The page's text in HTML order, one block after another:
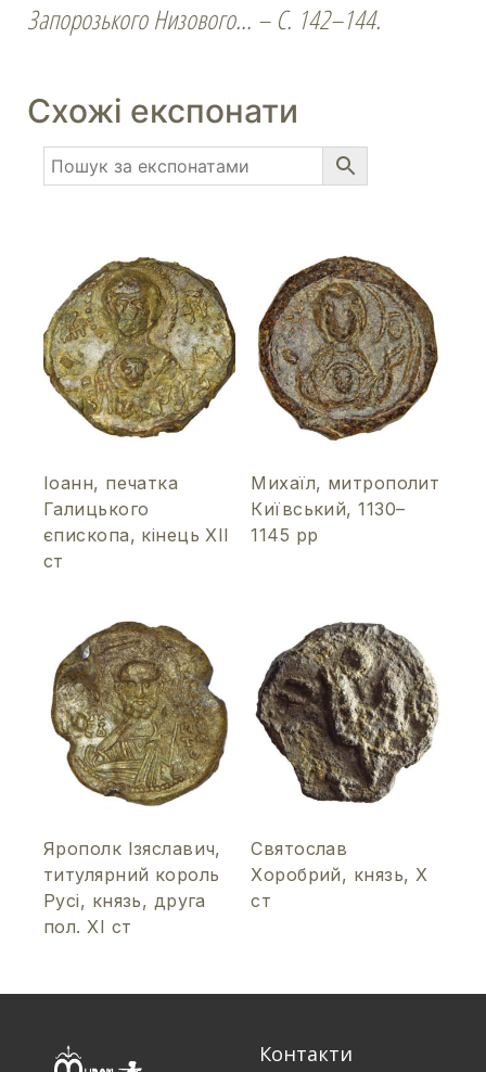
Запорозького Низового… – С. 142–144.
Схожі експонати
Іоанн, печатка
Галицького
єпископа, кінець ХІІ
ст
Михаїл, митрополит
Київський, 1130–
1145 рр
Ярополк Ізяславич,
титулярний король
Русі, князь, друга
пол. ХІ ст
Святослав
Хоробрий, князь, Х
ст
Контакти